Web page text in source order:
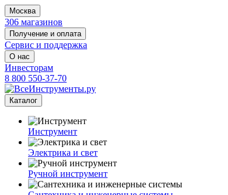
Москва
306 магазинов
Получение и оплата
Сервис и поддержка
О нас
Инвесторам
8 800 550-37-70
Каталог
Инструмент
Электрика и свет
Ручной инструмент